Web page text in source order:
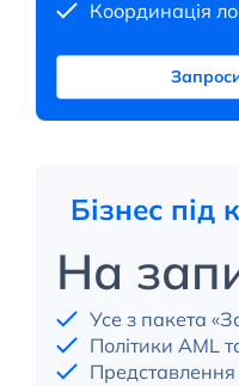
Координація
Бізнес під
На
Усе з пакета
Політики AML